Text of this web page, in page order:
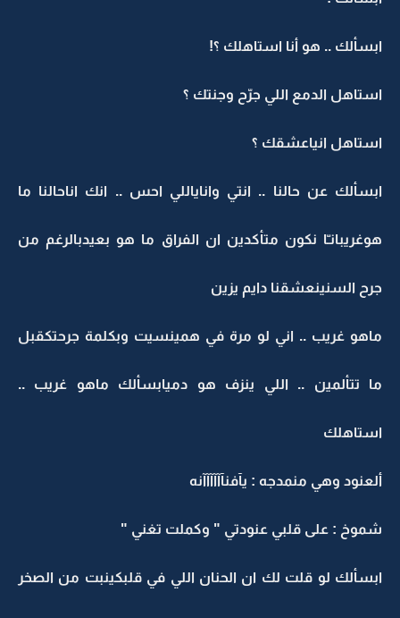
ابسألك .. هو أنا استاهلك ؟!
استاهل الدمع اللي جرّح وجنتك ؟
استاهل انياعشقك ؟
ابسألك عن حالنا .. انتي واناياللي احس .. انك اناحالنا ما
هوغريبانـّا نكون متأكدين ان الفراق ما هو بعيدبالرغم من
جرح السنينعشقنا دايم يزين
ماهو غريب .. اني لو مرة في همينسيت وبكلمة جرحتكقبل
ما تتألمين .. اللي ينزف هو دميابسألك ماهو غريب ..
استاهلك
ألعنود وهي منمدجه : يآفنآآآآآآنه
شموخ : على قلبي عنودتي " وكملت تغني "
ابسألك لو قلت لك ان الحنان اللي في قلبكينبت من الصخر